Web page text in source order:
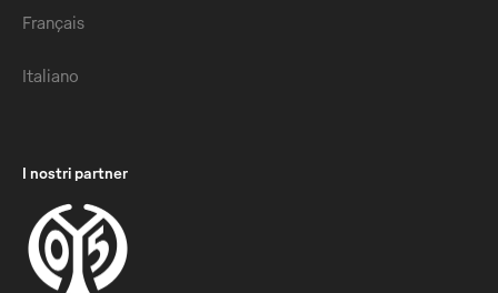
Français
Italiano
I nostri partner